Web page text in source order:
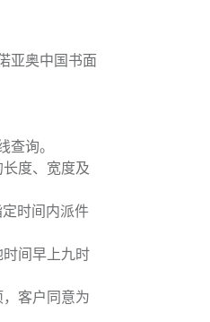
亚奥中国书面
询。
度、宽度及
时间内派件
间早上九时
客户同意为